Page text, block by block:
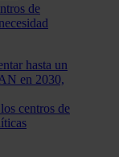
hasta un
en 2030,
centros de